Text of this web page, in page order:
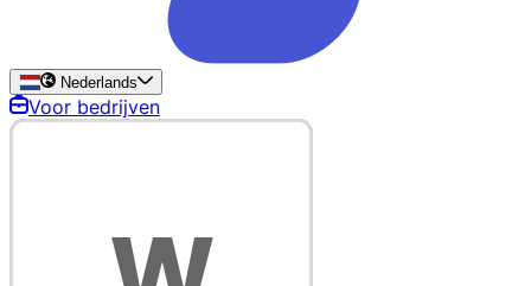
Nederlands
Voor bedrijven